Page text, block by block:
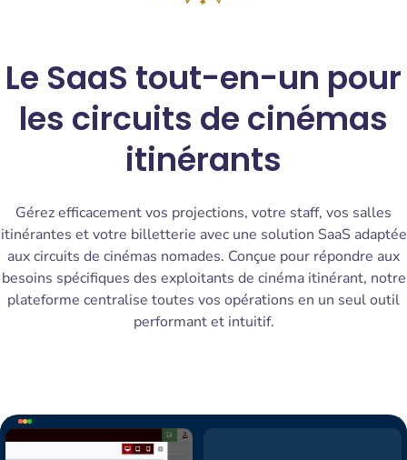
Le SaaS tout-en-un pour
les circuits de cinémas
itinérants
Gérez efficacement vos projections, votre staff, vos salles
itinérantes et votre billetterie avec une solution SaaS adaptée
aux circuits de cinémas nomades. Conçue pour répondre aux
besoins spécifiques des exploitants de cinéma itinérant, notre
plateforme centralise toutes vos opérations en un seul outil
performant et intuitif.